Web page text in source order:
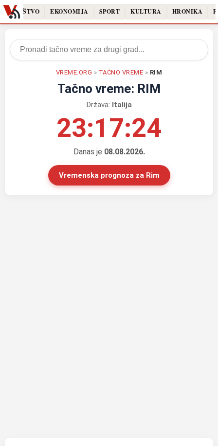
DRUŠTVO EKONOMIJA SPORT KULTURA HRONIKA
VREME.ORG » TAČNO VREME » RIM
Tačno vreme: RIM
Država: Italija
23:17:24
Danas je 08.08.2026.
Vremenska prognoza za Rim